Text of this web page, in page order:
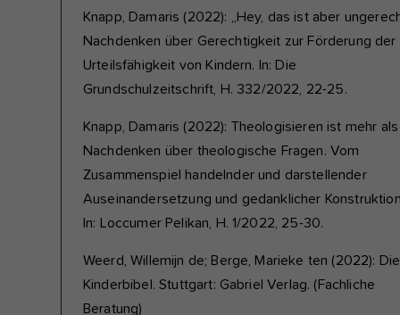
Knapp, Damaris (2022): „Hey, das ist aber
Nachdenken über Gerechtigkeit zur Förderung der
Urteilsfähigkeit von Kindern. In: Die
Grundschulzeitschrift, H. 332/2022, 22-25.
Knapp, Damaris (2022): Theologisieren ist mehr
Nachdenken über theologische Fragen. Vom
Zusammenspiel handelnder und darstellender
Auseinandersetzung und gedanklicher
In: Loccumer Pelikan, H. 1/2022, 25-30.
Weerd, Willemijn de; Berge, Marieke ten (2022): Die
Kinderbibel. Stuttgart: Gabriel Verlag. (Fachliche
Beratung)